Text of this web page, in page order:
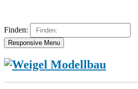
Finden:
Responsive Menu